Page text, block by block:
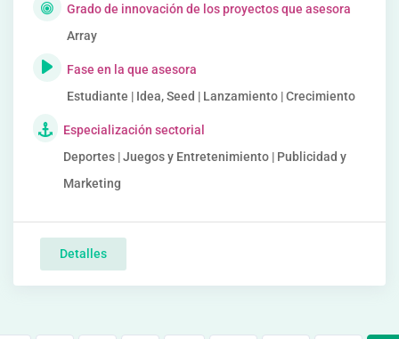
Grado de innovación de los proyectos que asesora
Array
Fase en la que asesora
Estudiante | Idea, Seed | Lanzamiento | Crecimiento
Especialización sectorial
Deportes | Juegos y Entretenimiento | Publicidad y
Marketing
Detalles